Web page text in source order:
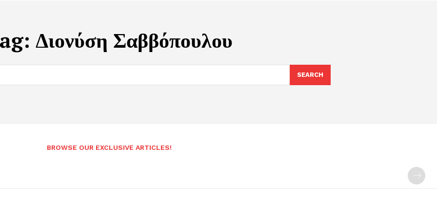
Διονύση Σαββόπουλου
SEARCH
BROWSE OUR EXCLUSIVE ARTICLES!